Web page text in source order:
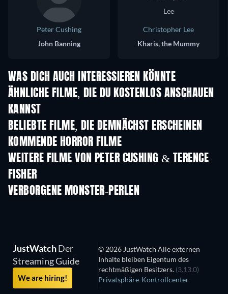
Peter Cushing
John Banning
Christopher Lee
Kharis, the Mummy
WAS DICH AUCH INTERESSIEREN KÖNNTE
ÄHNLICHE FILME, DIE DU KOSTENLOS ANSCHAUEN
KANNST
BELIEBTE FILME, DIE DEMNÄCHST ERSCHEINEN
KOMMENDE HORROR FILME
WEITERE FILME VON PETER CUSHING & TERENCE
FISHER
VERBORGENE MONSTER-PERLEN
JustWatchDer
Streaming Guide
We are hiring!
© 2026 JustWatch Alle externen
Inhalte bleiben Eigentum des
rechtmäßigen Besitzers. (3.13.0)
Privatsphäre-Kontrollcenter